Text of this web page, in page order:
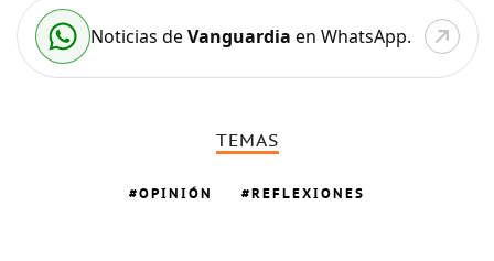
Noticias deVanguardia en WhatsApp.
TEMAS
OPINIÓN REFLEXIONES